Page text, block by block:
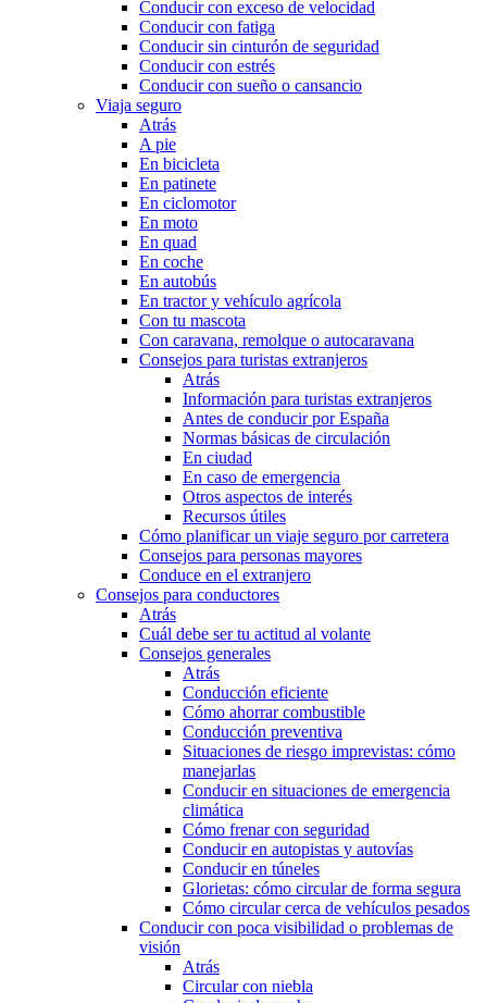
Conducir con exceso de velocidad
Conducir con fatiga
Conducir sin cinturón de seguridad
Conducir con estrés
Conducir con sueño o cansancio
Viaja seguro
Atrás
A pie
En bicicleta
En patinete
En ciclomotor
En moto
En quad
En coche
En autobús
En tractor y vehículo agrícola
Con tu mascota
Con caravana, remolque o autocaravana
Consejos para turistas extranjeros
Atrás
Información para turistas extranjeros
Antes de conducir por España
Normas básicas de circulación
En ciudad
En caso de emergencia
Otros aspectos de interés
Recursos útiles
Cómo planificar un viaje seguro por carretera
Consejos para personas mayores
Conduce en el extranjero
Consejos para conductores
Atrás
Cuál debe ser tu actitud al volante
Consejos generales
Atrás
Conducción eficiente
Cómo ahorrar combustible
Conducción preventiva
Situaciones de riesgo imprevistas: cómo
manejarlas
Conducir en situaciones de emergencia
climática
Cómo frenar con seguridad
Conducir en autopistas y autovías
Conducir en túneles
Glorietas: cómo circular de forma segura
Cómo circular cerca de vehículos pesados
Conducir con poca visibilidad o problemas de
visión
Atrás
Circular con niebla